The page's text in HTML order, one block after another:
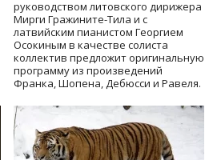
руководством литовского дирижера
Мирги Гражините-Тила и с
латвийским пианистом Георгием
Осокиным в качестве солиста
коллектив предложит оригинальную
программу из произведений
Франка, Шопена, Дебюсси и Равеля.